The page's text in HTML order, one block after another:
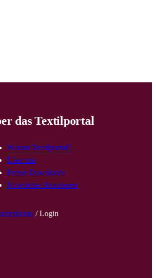
das Textilportal
Warum Textilportal?
Über uns
Presse Downloads
Newsletter abonnieren
/ Login